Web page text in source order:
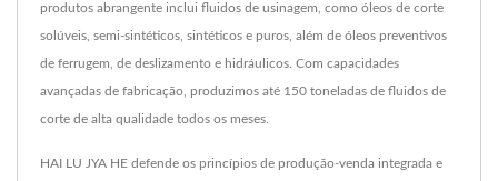
produtos abrangente inclui fluidos de usinagem, como óleos de corte
solúveis, semi-sintéticos, sintéticos e puros, além de óleos preventivos
de ferrugem, de deslizamento e hidráulicos. Com capacidades
avançadas de fabricação, produzimos até 150 toneladas de fluidos de
corte de alta qualidade todos os meses.
HAI LU JYA HE defende os princípios de produção-venda integrada e